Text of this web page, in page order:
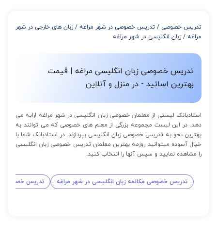
از 12 تا 15 جلسه: 7% تخفیف
از 16 تا 100 جلسه: 9% تخفیف
تدریس خصوصی / تدریس خصوصی در شهر مراغه / زبان های خارجی در شهر
مراغه / زبان انگلیسی در شهر مراغه
تدریس خصوصی زبان انگلیسی مراغه | قیمت
بهترین اساتید - در منزل و آنلاین
استادبانک لیستی از معلمان خصوصی زبان انگلیسی در شهر مراغه ارایه می
دهد. در این لیست مجموعه بزرگی از معلم های خصوصی که می توانند به
بهترین نحو به تدریس خصوصی زبان انگلیسی بپردازند. در استادبانک شما با
خیال آسوده میتوانید روزمه بهترین معلمان تدریس خصوصی زبان انگلیسی
را مشاهده نمایید و سپس آنها را انتخاب کنید.
تدریس خصوصی مکالمه زبان انگلیسی در شهر مراغه تدریس خصوصی